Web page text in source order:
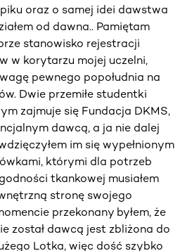
oraz o samej idei dawstwa
od dawna.. Pamiętam
stanowisko rejestracji
w korytarzu mojej uczelni,
pewnego popołudnia na
Dwie przemiłe studentki
zajmuje się Fundacja DKMS,
dawcą, a ja nie dalej
im się wypełnionym
którymi dla potrzeb
tkankowej musiałem
stronę swojego
przekonany byłem, że
został dawcą jest zbliżona do
Lotka, więc dość szybko